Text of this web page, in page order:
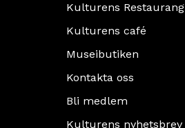
Kulturens Restaurang
Kulturens café
Museibutiken
Kontakta oss
Bli medlem
Kulturens nyhetsbrev